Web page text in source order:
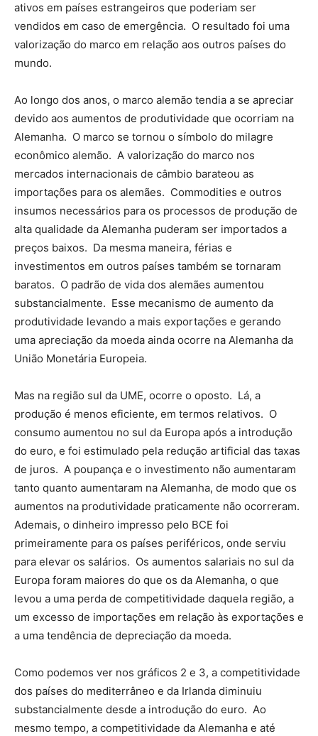
ativos em países estrangeiros que poderiam ser
vendidos em caso de emergência. O resultado foi uma
valorização do marco em relação aos outros países do
mundo.
Ao longo dos anos, o marco alemão tendia a se apreciar
devido aos aumentos de produtividade que ocorriam na
Alemanha. O marco se tornou o símbolo do milagre
econômico alemão. A valorização do marco nos
mercados internacionais de câmbio barateou as
importações para os alemães. Commodities e outros
insumos necessários para os processos de produção de
alta qualidade da Alemanha puderam ser importados a
preços baixos. Da mesma maneira, férias e
investimentos em outros países também se tornaram
baratos. O padrão de vida dos alemães aumentou
substancialmente. Esse mecanismo de aumento da
produtividade levando a mais exportações e gerando
uma apreciação da moeda ainda ocorre na Alemanha da
União Monetária Europeia.
Mas na região sul da UME, ocorre o oposto. Lá, a
produção é menos eficiente, em termos relativos. O
consumo aumentou no sul da Europa após a introdução
do euro, e foi estimulado pela redução artificial das taxas
de juros. A poupança e o investimento não aumentaram
tanto quanto aumentaram na Alemanha, de modo que os
aumentos na produtividade praticamente não ocorreram.
Ademais, o dinheiro impresso pelo BCE foi
primeiramente para os países periféricos, onde serviu
para elevar os salários. Os aumentos salariais no sul da
Europa foram maiores do que os da Alemanha, o que
levou a uma perda de competitividade daquela região, a
um excesso de importações em relação às exportações e
a uma tendência de depreciação da moeda.
Como podemos ver nos gráficos 2 e 3, a competitividade
dos países do mediterrâneo e da Irlanda diminuiu
substancialmente desde a introdução do euro. Ao
mesmo tempo, a competitividade da Alemanha e até